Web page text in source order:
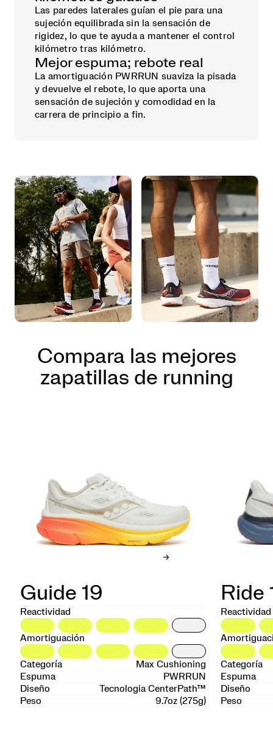
Las paredes laterales guían el pie para una
sujeción equilibrada sin la sensación de
rigidez, lo que te ayuda a mantener el control
kilómetro tras kilómetro.
Mejor espuma; rebote real
La amortiguación PWRRUN suaviza la pisada
y devuelve el rebote, lo que aporta una
sensación de sujeción y comodidad en la
carrera de principio a fin.
Compara las mejores
zapatillas de running
Guide 19
Reactividad
Amortiguación
Categoría
Max Cushioning
Espuma
PWRRUN
Diseño
Tecnologia CenterPath™
Peso
9.7oz (275g)
Ride
Reactividad
Categoría
Espuma
Diseño
Peso